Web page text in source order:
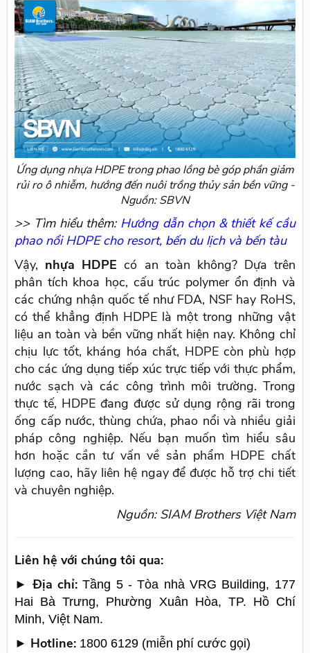
Ứng dụng nhựa HDPE trong phao lồng bè góp phần giảm
rủi ro ô nhiễm, hướng đến nuôi trồng thủy sản bền vững -
Nguồn: SBVN
>> Tìm hiểu thêm: Hướng dẫn chọn & thiết kế cầu
phao nổi HDPE cho resort, bến du lịch và bến tàu
Vậy, nhựa HDPE có an toàn không? Dựa trên
phân tích khoa học, cấu trúc polymer ổn định và
các chứng nhận quốc tế như FDA, NSF hay RoHS,
có thể khẳng định HDPE là một trong những vật
liệu an toàn và bền vững nhất hiện nay. Không chỉ
chịu lực tốt, kháng hóa chất, HDPE còn phù hợp
cho các ứng dụng tiếp xúc trực tiếp với thực phẩm,
nước sạch và các công trình môi trường. Trong
thực tế, HDPE đang được sử dụng rộng rãi trong
ống cấp nước, thùng chứa, phao nổi và nhiều giải
pháp công nghiệp. Nếu bạn muốn tìm hiểu sâu
hơn hoặc cần tư vấn về sản phẩm HDPE chất
lượng cao, hãy liên hệ ngay để được hỗ trợ chi tiết
và chuyên nghiệp.
Nguồn: SIAM Brothers Việt Nam
Liên hệ với chúng tôi qua:
► Địa chỉ:Tầng 5 - Tòa nhà VRG Building, 177
Hai Bà Trưng, Phường Xuân Hòa, TP. Hồ Chí
Minh, Việt Nam.
► Hotline: 1800 6129 (miễn phí cước gọi)